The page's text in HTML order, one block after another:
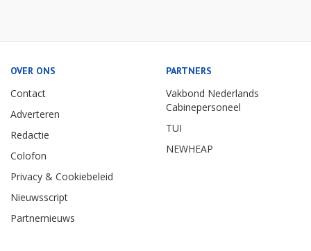
OVER ONS
Contact
Adverteren
Redactie
Colofon
Privacy & Cookiebeleid
Nieuwsscript
Partnernieuws
PARTNERS
Vakbond Nederlands
Cabinepersoneel
TUI
NEWHEAP